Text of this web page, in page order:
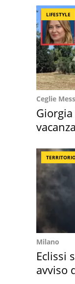
LIFESTYLE
Ceglie
Milano
Eclissi
avviso